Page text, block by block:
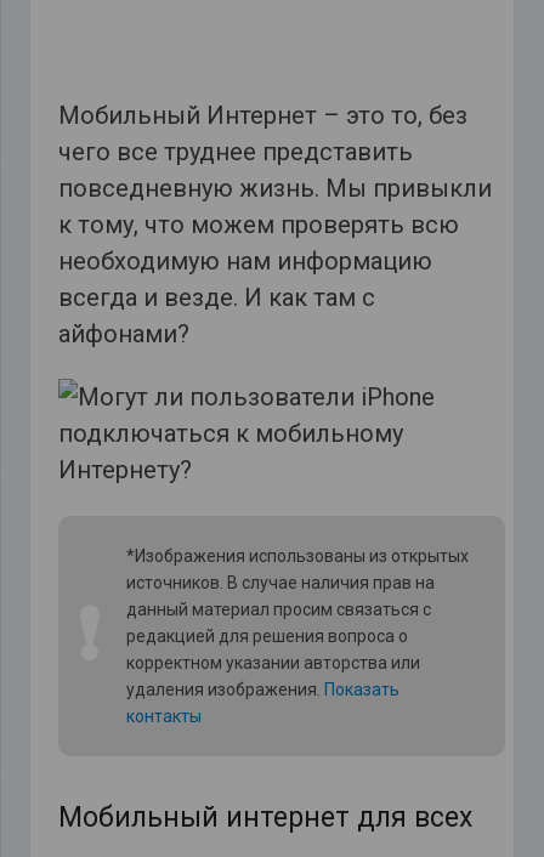
Мобильный Интернет – это то, без
чего все труднее представить
повседневную жизнь. Мы привыкли
к тому, что можем проверять всю
необходимую нам информацию
всегда и везде. И как там с
айфонами?
*Изображения использованы из открытых
источников. В случае наличия прав на
данный материал просим связаться с
редакцией для решения вопроса о
корректном указании авторства или
удаления изображения. Показать
контакты
Мобильный интернет для всех